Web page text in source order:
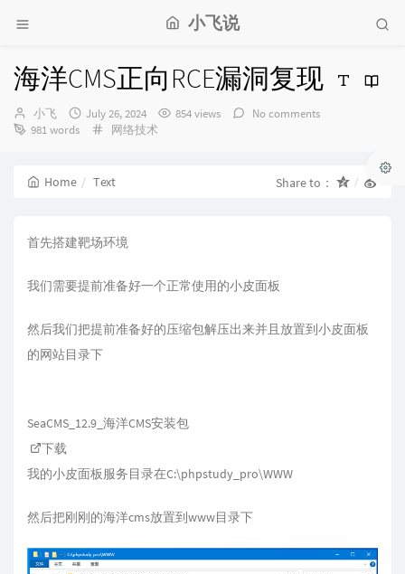
小飞说
海洋CMS正向RCE漏洞复现
Author：
小飞
发
布
July 26, 2024 854 views
No comments
981 words
Categories：
网络技术
Home Text Share to：
首先搭建靶场环境
我们需要提前准备好一个正常使用的小皮面板
然后我们把提前准备好的压缩包解压出来并且放置到小皮面板
的网站目录下
SeaCMS_12.9_海洋CMS安装包
下载
我的小皮面板服务目录在C:\phpstudy_pro\WWW
然后把刚刚的海洋cms放置到www目录下